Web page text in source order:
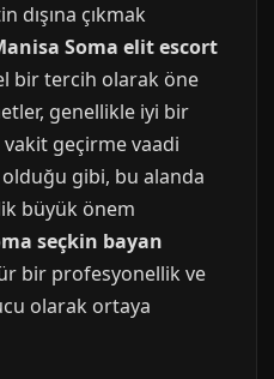
dışına çıkmak
Soma elit escort
bir tercih olarak öne
genellikle iyi bir
geçirme vaadi
olduğu gibi, bu alanda
büyük önem
seçkin bayan
bir profesyonellik ve
olarak ortaya